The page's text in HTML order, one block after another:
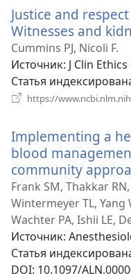
Justice and
Witnesses and
Cummins PJ, Nicoli F.
Источник‎: J Clin
Статья
https://
Implementing a
blood
community
Frank SM, Thakkar
Wintermeyer TL, Yang
Wachter PA, Ishii LE,
Источник‎:
Статья
DOI‎: 10.1097/